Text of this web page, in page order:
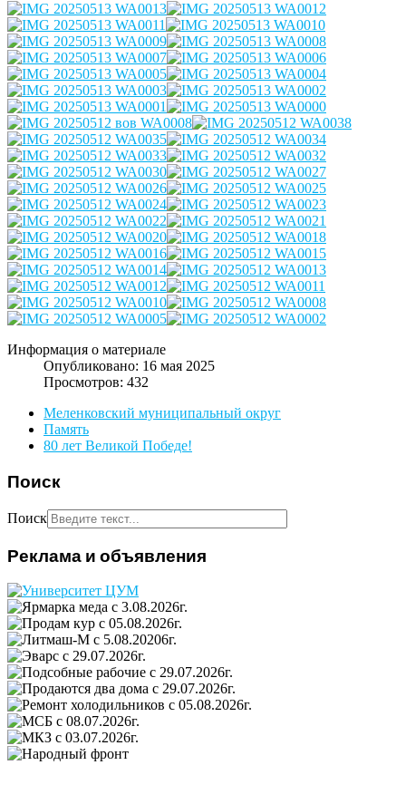
Информация о материале
Опубликовано: 16 мая 2025
Просмотров: 432
Меленковский муниципальный округ
Память
80 лет Великой Победе!
Поиск
Поиск
Реклама и объявления